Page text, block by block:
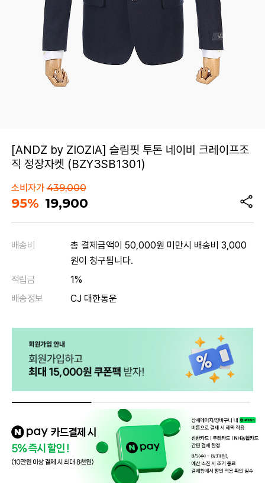
[ANDZ by ZIOZIA] 슬림핏 투톤 네이비 크레이프조
직 정장자켓 (BZY3SB1301)
소비자가439,000
95% 19,900
배송비
총 결제금액이 50,000원 미만시 배송비 3,000
원이 청구됩니다.
적립금
1%
배송정보
CJ 대한통운